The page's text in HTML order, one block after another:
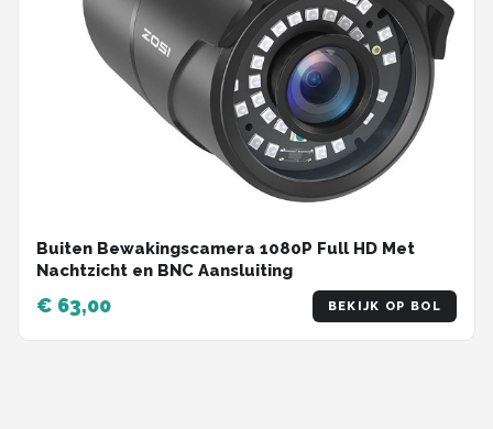
Buiten Bewakingscamera 1080P Full HD Met
Nachtzicht en BNC Aansluiting
€ 63,00 BEKIJK OP BOL